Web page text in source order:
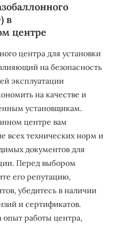
в
центре
центра для установки
на безопасность
эксплуатации
на качестве и
установщикам.
центре вам
всех технических норм и
документов для
Перед выбором
его репутацию,
убедитесь в наличии
и сертификатов.
работы центра,